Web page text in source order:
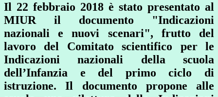
Il 22 febbraio 2018 è stato presentato al
MIUR il documento "Indicazioni
nazionali e nuovi scenari", frutto del
lavoro del Comitato scientifico per le
Indicazioni nazionali della scuola
dell’Infanzia e del primo ciclo di
istruzione. Il documento propone alle